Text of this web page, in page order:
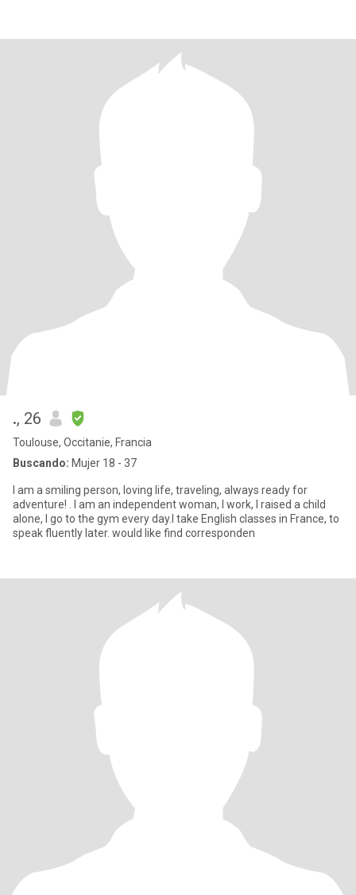
., 26
Toulouse, Occitanie, Francia
Buscando: Mujer 18 - 37
I am a smiling person, loving life, traveling, always ready for
adventure! . I am an independent woman, I work, I raised a child
alone, I go to the gym every day.I take English classes in France, to
speak fluently later. would like find corresponden